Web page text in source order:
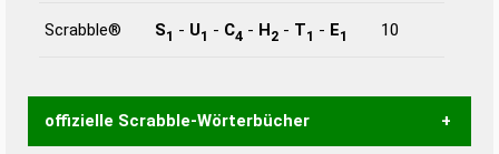
Scrabble® S1 - U1 - C4 - H2 - T1 - E1 10
offizielle Scrabble-Wörterbücher